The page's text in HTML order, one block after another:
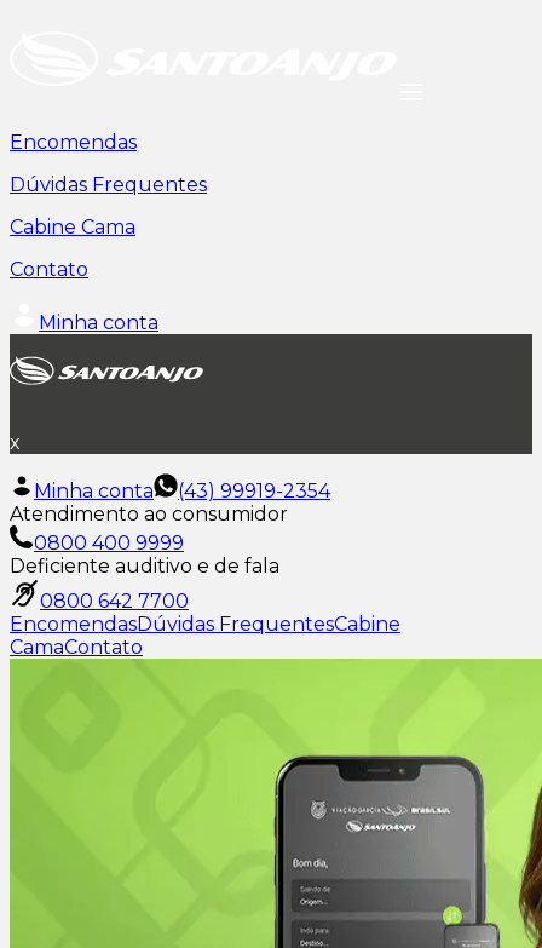
Encomendas
Dúvidas Frequentes
Cabine Cama
Contato
Minha conta
x
Minha conta
(43) 99919-2354
Atendimento ao consumidor
0800 400 9999
Deficiente auditivo e de fala
0800 642 7700
EncomendasDúvidas FrequentesCabine
CamaContato